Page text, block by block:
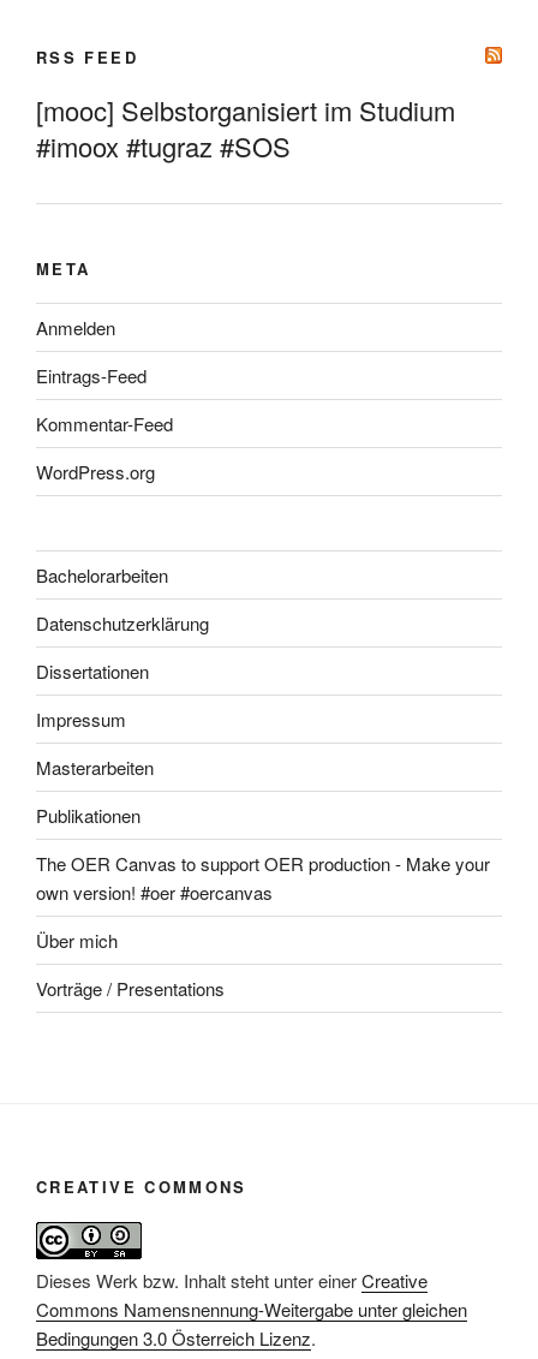
RSS FEED
[mooc] Selbstorganisiert im Studium
#imoox #tugraz #SOS
META
Anmelden
Eintrags-Feed
Kommentar-Feed
WordPress.org
Bachelorarbeiten
Datenschutzerklärung
Dissertationen
Impressum
Masterarbeiten
Publikationen
The OER Canvas to support OER production - Make your
own version! #oer #oercanvas
Über mich
Vorträge / Presentations
CREATIVE COMMONS
Dieses Werk bzw. Inhalt steht unter einerCreative
Commons Namensnennung-Weitergabe unter gleichen
Bedingungen 3.0 Österreich Lizenz.